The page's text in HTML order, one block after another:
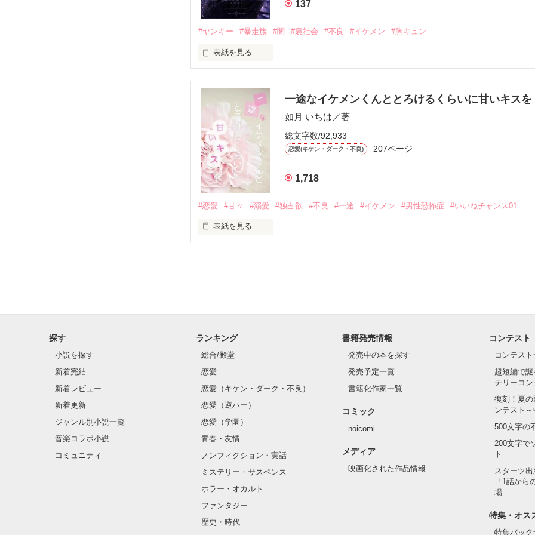
他の女の子には冷たいのに
「澪ちゃん。」
それは止まっていた恋が再び動き始める合図──。
✨.ﾟ･*..☆.｡.:*✨.☆.｡.:. *:ﾟ✨.ﾟ･*..☆.｡.:*✨
人見知りだけど優しい無自覚だけどモテる
冴木澪-SaekiMio
×
基本女子に冷たいのに澪にはわんこ男子になる
篠宮光-ShinomiyaHikaru
✨.ﾟ･*..☆.｡.:*✨.☆.｡.:. *:ﾟ✨.ﾟ･*..☆.｡.:*✨
137
#ヤンキー #暴走族 #闇 #裏社会 #不良 #イケメン #胸キュン
表紙を見る
一途なイケメンくんととろけるくらいに甘いキスを
如月 いちは ／著
総文字数/92,933
恋愛(キケン・ダーク・不良) 207ページ
1,718
#恋愛 #甘々 #溺愛 #独占欲 #不良 #一途 #イケメン #男性恐怖症 #いいねチャンス01
表紙を見る
クラス替えをして隣の席になったのは────
金髪に近い明るい髪色
片耳には琥珀色のピアス
ほとんど笑顔なんて見せたことがなくてぶっきらぼう
そんな性格と見た目のせいで学校中のみんなから
探す
小説を探す
新着完結
新着レビュー
新着更新
ジャンル別小説一覧
音楽コラボ小説
コミュニティ
ランキング
総合/殿堂
恋愛
恋愛（キケン・ダーク・不良）
恋愛（逆ハー）
恋愛（学園）
青春・友情
ノンフィクション・実話
ミステリー・サスペンス
ホラー・オカルト
ファンタジー
歴史・時代
書籍発売情報
発売中の本を探す
発売予定一覧
書籍化作家一覧
コミック
noicomi
メディア
映画化された作品情報
コンテスト
コンテス
超短編で
テリーコ
復刻！夏
ンテスト
500文字の
200文字で
ト
スターツ
「1話から
場
特集・オス
特集バッ